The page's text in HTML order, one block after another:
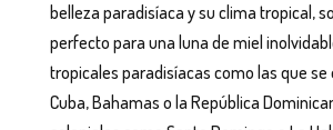
belleza paradisíaca y su clima tropical,
perfecto para una luna de miel
tropicales paradisíacas como las que
Cuba, Bahamas o la República